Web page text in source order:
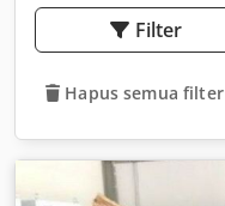
Filter
Hapus semua filter